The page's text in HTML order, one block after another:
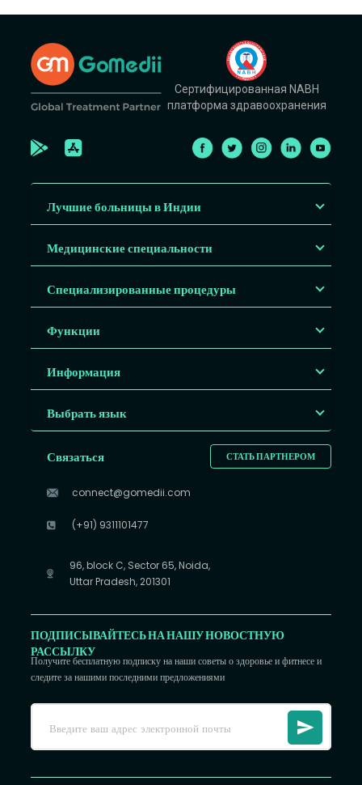
Сертифицированная NABH
платформа здравоохранения
Лучшие больницы в Индии
Медицинские специальности
Специализированные процедуры
Функции
Информация
Выбрать язык
СТАТЬ ПАРТНЕРОМ
Связаться
connect@gomedii.com
(+91) 9311101477
96, block C, Sector 65, Noida,
Uttar Pradesh, 201301
ПОДПИСЫВАЙТЕСЬ НА НАШУ НОВОСТНУЮ
РАССЫЛКУ
Получите бесплатную подписку на наши советы о здоровье и фитнесе и
следите за нашими последними предложениями